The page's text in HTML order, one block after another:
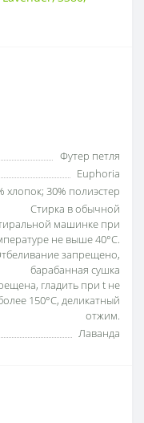
Футер петля
Euphoria
хлопок; 30% полиэстер
Стирка в обычной
машинке при
не выше 40°С.
запрещено,
барабанная сушка
гладить при t не
150°С, деликатный
отжим.
Лаванда